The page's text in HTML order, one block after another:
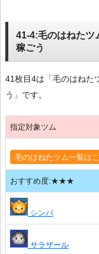
41-4:毛のはねたツ
稼ごう
41枚目4は「毛のはねた
う」です。
指定対象ツム
毛のはねたツム一覧は
おすすめ度:★★★
シンバ
サラザール